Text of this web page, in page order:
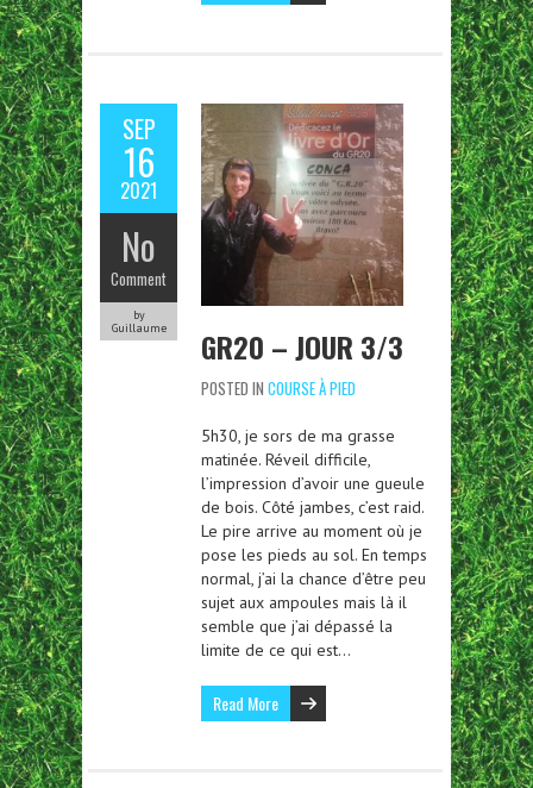
SEP
16
2021
No
Comment
by
Guillaume
GR20 – JOUR 3/3
POSTED IN COURSE À PIED
5h30, je sors de ma grasse
matinée. Réveil difficile,
l’impression d’avoir une gueule
de bois. Côté jambes, c’est raid.
Le pire arrive au moment où je
pose les pieds au sol. En temps
normal, j’ai la chance d’être peu
sujet aux ampoules mais là il
semble que j’ai dépassé la
limite de ce qui est…
Read More